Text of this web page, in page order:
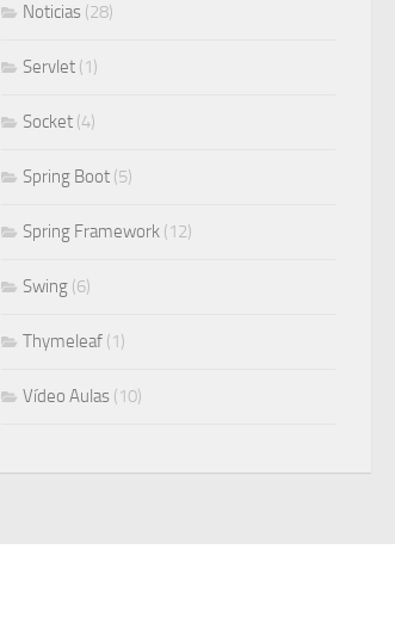
Noticias (28)
Servlet (1)
Socket (4)
Spring Boot (5)
Spring Framework (12)
Swing (6)
Thymeleaf (1)
Vídeo Aulas (10)